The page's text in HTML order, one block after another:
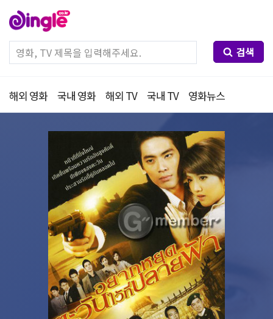
검색
해외 영화 국내 영화 해외 TV 국내 TV 영화뉴스